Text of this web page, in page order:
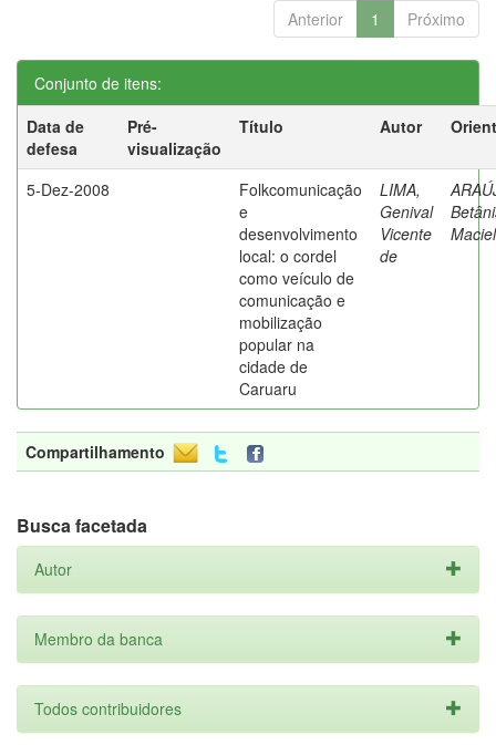
Anterior 1 Próximo
Conjunto de itens:
Data de
defesa
Pré-
visualização
Título Autor
5-Dez-2008
Folkcomunicação
e
desenvolvimento
local: o cordel
como veículo de
comunicação e
mobilização
popular na
cidade de
Caruaru
LIMA,
Genival
Vicente
de
Compartilhamento
Busca facetada
Autor
Membro da banca
Todos contribuidores